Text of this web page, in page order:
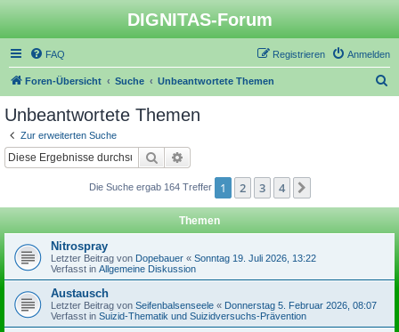
DIGNITAS-Forum
FAQ Anmelden
Registrieren
Foren-Übersicht Suche Unbeantwortete Themen
Unbeantwortete Themen
Zur erweiterten Suche
Suche
Die Suche ergab 164 Treffer 1 2 3 4
Themen
Nitrospray
Letzter Beitrag von Dopebauer « Sonntag 19. Juli 2026, 13:22
Verfasst in Allgemeine Diskussion
Austausch
Letzter Beitrag von Seifenbalsenseele « Donnerstag 5. Februar 2026, 08:07
Verfasst in Suizid-Thematik und Suizidversuchs-Prävention